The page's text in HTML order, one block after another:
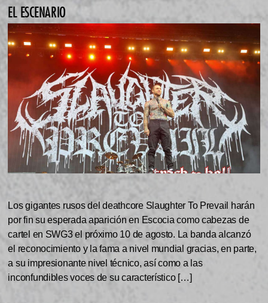
EL ESCENARIO
Los gigantes rusos del deathcore Slaughter To Prevail harán
por fin su esperada aparición en Escocia como cabezas de
cartel en SWG3 el próximo 10 de agosto. La banda alcanzó
el reconocimiento y la fama a nivel mundial gracias, en parte,
a su impresionante nivel técnico, así como a las
inconfundibles voces de su característico […]